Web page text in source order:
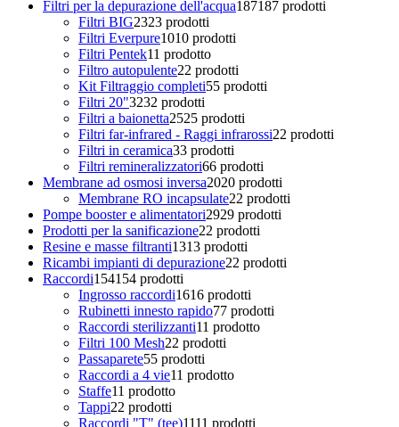
Filtri per la depurazione dell'acqua187187 prodotti
Filtri BIG2323 prodotti
Filtri Everpure1010 prodotti
Filtri Pentek11 prodotto
Filtro autopulente22 prodotti
Kit Filtraggio completi55 prodotti
Filtri 20"3232 prodotti
Filtri a baionetta2525 prodotti
Filtri far-infrared - Raggi infrarossi22 prodotti
Filtri in ceramica33 prodotti
Filtri remineralizzatori66 prodotti
Membrane ad osmosi inversa2020 prodotti
Membrane RO incapsulate22 prodotti
Pompe booster e alimentatori2929 prodotti
Prodotti per la sanificazione22 prodotti
Resine e masse filtranti1313 prodotti
Ricambi impianti di depurazione22 prodotti
Raccordi154154 prodotti
Ingrosso raccordi1616 prodotti
Rubinetti innesto rapido77 prodotti
Raccordi sterilizzanti11 prodotto
Filtri 100 Mesh22 prodotti
Passaparete55 prodotti
Raccordi a 4 vie11 prodotto
Staffe11 prodotto
Tappi22 prodotti
Raccordi "T" (tee)1111 prodotti